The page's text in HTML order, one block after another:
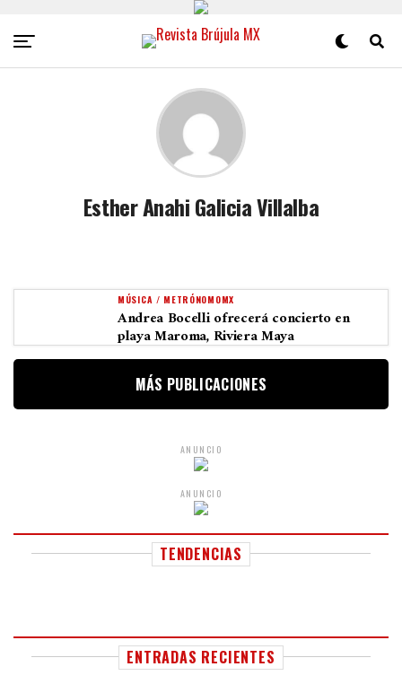
Esther Anahi Galicia Villalba
MÚSICA / METRÓNOMOMX
Andrea Bocelli ofrecerá concierto en
playa Maroma, Riviera Maya
MÁS PUBLICACIONES
ANUNCIO
ANUNCIO
TENDENCIAS
ENTRADAS RECIENTES